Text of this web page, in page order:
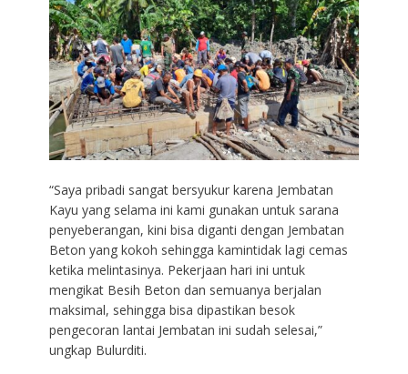
“Saya pribadi sangat bersyukur karena Jembatan
Kayu yang selama ini kami gunakan untuk sarana
penyeberangan, kini bisa diganti dengan Jembatan
Beton yang kokoh sehingga kamintidak lagi cemas
ketika melintasinya. Pekerjaan hari ini untuk
mengikat Besih Beton dan semuanya berjalan
maksimal, sehingga bisa dipastikan besok
pengecoran lantai Jembatan ini sudah selesai,”
ungkap Bulurditi.